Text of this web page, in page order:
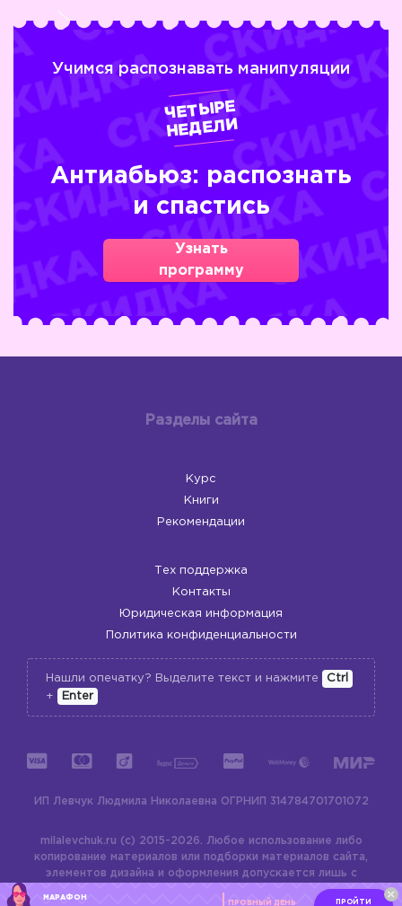
Учимся распознавать манипуляции
ЧЕТЫРЕ
НЕДЕЛИ
Антиабьюз: распознать
и спастись
Узнать
программу
Разделы сайта
Курс
Книги
Рекомендации
Тех поддержка
Контакты
Юридическая информация
Политика конфиденциальности
Нашли опечатку? Выделите текст и нажмите
Ctrl
+
Enter
ИП Левчук Людмила Николаевна ОГРНИП 314784701701072
milalevchuk.ru (c) 2015-2026.
Любое использование либо
копирование материалов или подборки материалов сайта,
элементов дизайна и оформления допускается лишь с
разрешения правообладателя и только со ссылкой на
МАРАФОН
ПРОБНЫЙ ДЕНЬ
ПРОЙТИ